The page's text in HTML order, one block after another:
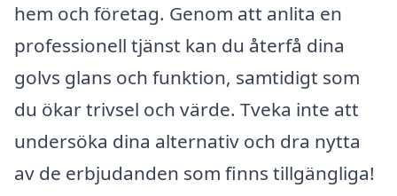
hem och företag. Genom att anlita en
professionell tjänst kan du återfå dina
golvs glans och funktion, samtidigt som
du ökar trivsel och värde. Tveka inte att
undersöka dina alternativ och dra nytta
av de erbjudanden som finns tillgängliga!